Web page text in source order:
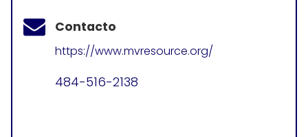
Contacto
https://www.mvresource.org/
484-516-2138